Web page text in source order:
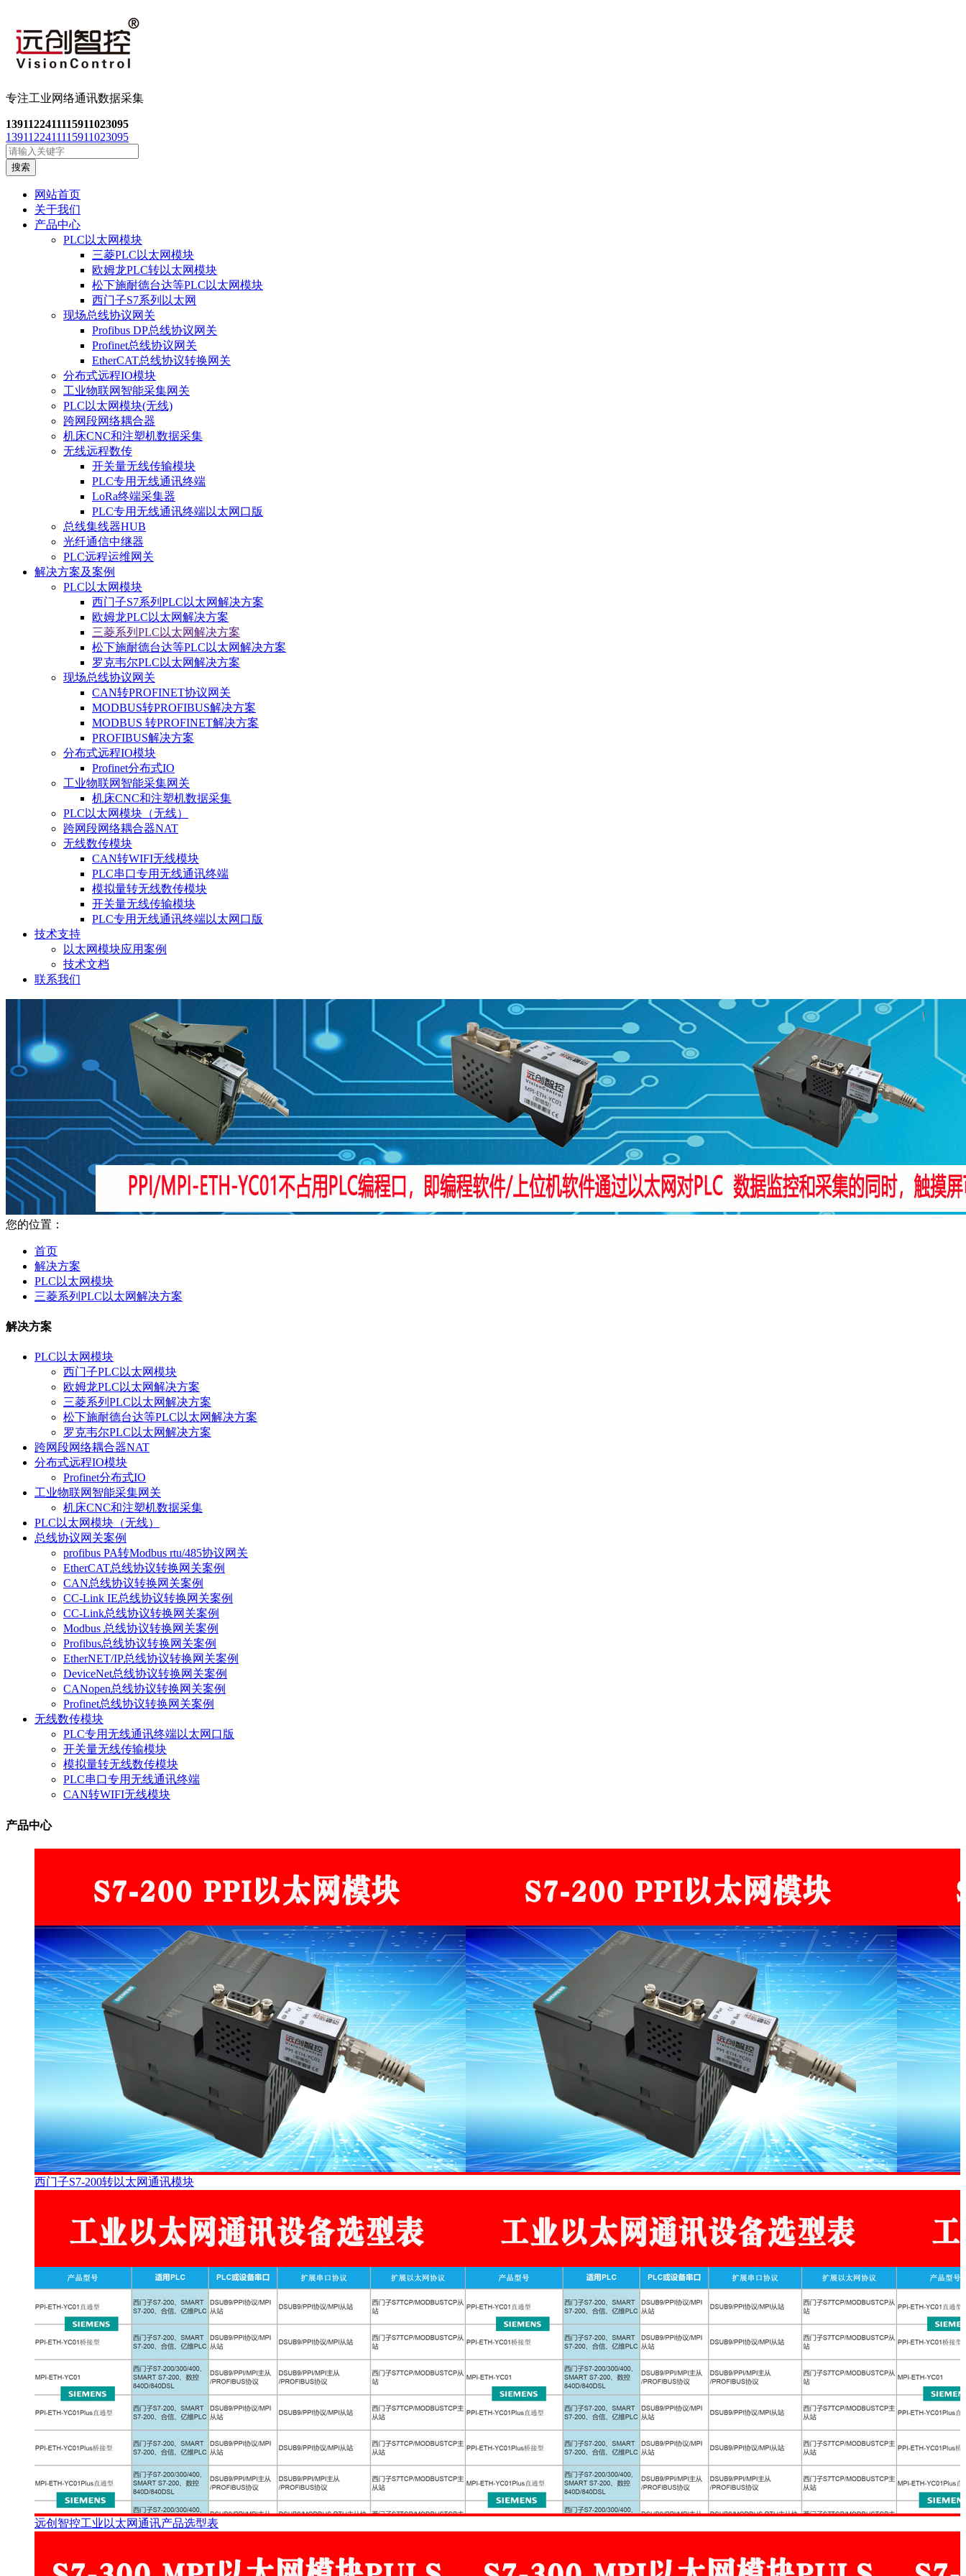
专注工业网络通讯数据采集
1391122411115911023095
1391122411115911023095
搜索
网站首页
关于我们
产品中心
PLC以太网模块
三菱PLC以太网模块
欧姆龙PLC转以太网模块
松下施耐德台达等PLC以太网模块
西门子S7系列以太网
现场总线协议网关
Profibus DP总线协议网关
Profinet总线协议网关
EtherCAT总线协议转换网关
分布式远程IO模块
工业物联网智能采集网关
PLC以太网模块(无线)
跨网段网络耦合器
机床CNC和注塑机数据采集
无线远程数传
开关量无线传输模块
PLC专用无线通讯终端
LoRa终端采集器
PLC专用无线通讯终端以太网口版
总线集线器HUB
光纤通信中继器
PLC远程运维网关
解决方案及案例
PLC以太网模块
西门子S7系列PLC以太网解决方案
欧姆龙PLC以太网解决方案
三菱系列PLC以太网解决方案
松下施耐德台达等PLC以太网解决方案
罗克韦尔PLC以太网解决方案
现场总线协议网关
CAN转PROFINET协议网关
MODBUS转PROFIBUS解决方案
MODBUS 转PROFINET解决方案
PROFIBUS解决方案
分布式远程IO模块
Profinet分布式IO
工业物联网智能采集网关
机床CNC和注塑机数据采集
PLC以太网模块（无线）
跨网段网络耦合器NAT
无线数传模块
CAN转WIFI无线模块
PLC串口专用无线通讯终端
模拟量转无线数传模块
开关量无线传输模块
PLC专用无线通讯终端以太网口版
技术支持
以太网模块应用案例
技术文档
联系我们
您的位置：
首页
解决方案
PLC以太网模块
三菱系列PLC以太网解决方案
解决方案
PLC以太网模块
西门子PLC以太网模块
欧姆龙PLC以太网解决方案
三菱系列PLC以太网解决方案
松下施耐德台达等PLC以太网解决方案
罗克韦尔PLC以太网解决方案
跨网段网络耦合器NAT
分布式远程IO模块
Profinet分布式IO
工业物联网智能采集网关
机床CNC和注塑机数据采集
PLC以太网模块（无线）
总线协议网关案例
profibus PA转Modbus rtu/485协议网关
EtherCAT总线协议转换网关案例
CAN总线协议转换网关案例
CC-Link IE总线协议转换网关案例
CC-Link总线协议转换网关案例
Modbus 总线协议转换网关案例
Profibus总线协议转换网关案例
EtherNET/IP总线协议转换网关案例
DeviceNet总线协议转换网关案例
CANopen总线协议转换网关案例
Profinet总线协议转换网关案例
无线数传模块
PLC专用无线通讯终端以太网口版
开关量无线传输模块
模拟量转无线数传模块
PLC串口专用无线通讯终端
CAN转WIFI无线模块
产品中心
西门子S7-200转以太网通讯模块
远创智控工业以太网通讯产品选型表